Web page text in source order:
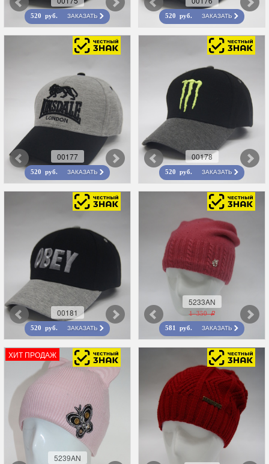
520 руб. ЗАКАЗАТЬ 520 руб. ЗАКАЗАТЬ
00177
520 руб. ЗАКАЗАТЬ
00178
520 руб. ЗАКАЗАТЬ
00181
520 руб. ЗАКАЗАТЬ
5233AN
1 350 r
581 руб. ЗАКАЗАТЬ
ХИТ ПРОДАЖ
5239AN